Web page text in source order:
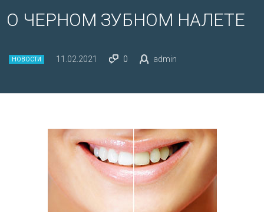
О ЧЕРНОМ ЗУБНОМ НАЛЕТЕ
НОВОСТИ 11.02.2021 0 admin